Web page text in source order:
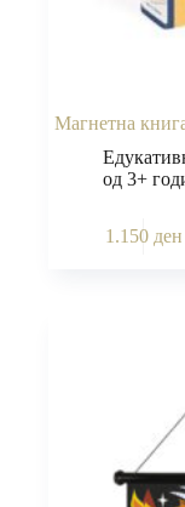
Магнетна
од 3+
1.150 ден